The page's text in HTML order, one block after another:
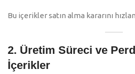
Bu içerikler satın alma kararını
2. Üretim Süreci ve
İçerikler